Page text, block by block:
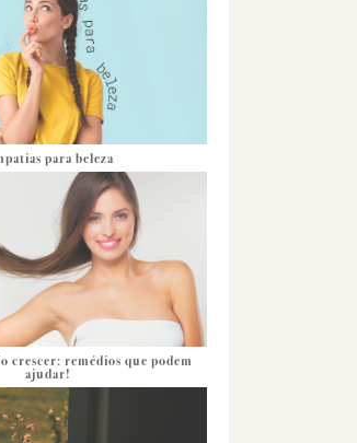
para beleza
crescer: remédios que podem
ajudar!